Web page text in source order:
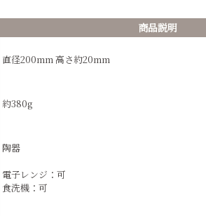
商品説明
直径200mm 高さ約20mm
約380g
陶器
電子レンジ：可
食洗機：可